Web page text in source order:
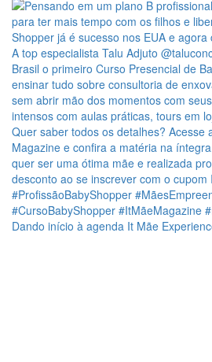
Dando início à agenda It Mãe